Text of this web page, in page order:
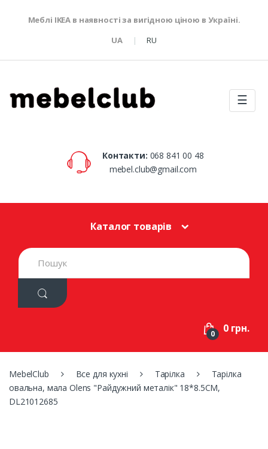
Меблі IKEA в наявності за вигідною ціною в Україні.
UA
RU
☰
Контакти: 068 841 00 48
mebel.club@gmail.com
Каталог товарів
S
e
h
:
0 0 грн.
MebelClub Все для кухні Тарілка
Тарілка
овальна, мала Olens "Райдужний металік" 18*8.5CM,
DL21012685